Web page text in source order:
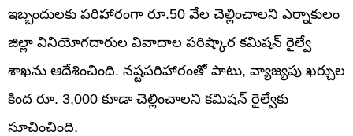
ఇబ్బందులకు పరిహారంగా రూ.50 వేల చెల్లించాలని ఎర్నాకులం
జిల్లా వినియోగదారుల వివాదాల పరిష్కార కమిషన్ రైల్వే
శాఖను ఆదేశించింది. నష్టపరిహారంతో పాటు, వ్యాజ్యపు ఖర్చుల
కింద రూ. 3,000 కూడా చెల్లించాలని కమిషన్ రైల్వేకు
సూచించింది.